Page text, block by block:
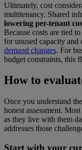
Ultimately, cost
multitenancy. Shared
lowering per-tenant
Because costs are tied
for unused capacity and
demand changes. For
budget constraints, this
How to
Once you understand
honest assessment.
as they live with them
addresses those
Start with your